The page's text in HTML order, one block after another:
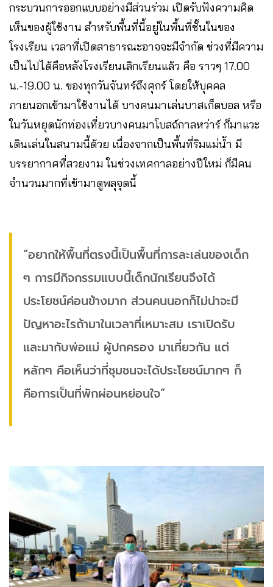
กระบวนการออกแบบอย่างมีส่วนร่วม เปิดรับฟังความคิด
เห็นของผู้ใช้งาน สำหรับพื้นที่นี้อยู่ในพื้นที่ชั้นในของ
โรงเรียน เวลาที่เปิดสาธารณะอาจจะมีจำกัด ช่วงที่มีความ
เป็นไปได้คือหลังโรงเรียนเลิกเรียนแล้ว คือ ราวๆ 17.00
น.-19.00 น. ของทุกวันจันทร์ถึงศุกร์ โดยให้บุคคล
ภายนอกเข้ามาใช้งานได้ บางคนมาเล่นบาสเก็ตบอล หรือ
ในวันหยุดนักท่องเที่ยวบางคนมาโบสถ์กาลหว่าร์ ก็มาแวะ
เดินเล่นในสนามนี้ด้วย เนื่องจากเป็นพื้นที่ริมแม่น้ำ มี
บรรยากาศที่สวยงาม ในช่วงเทศกาลอย่างปีใหม่ ก็มีคน
จำนวนมากที่เข้ามาดูพลุจุดนี้
“อยากให้พื้นที่ตรงนี้เป็นพื้นที่การละเล่นของเด็ก
ๆ การมีกิจกรรมแบบนี้เด็กนักเรียนจึงได้
ประโยชน์ค่อนข้างมาก ส่วนคนนอกก็ไม่น่าจะมี
ปัญหาอะไรถ้ามาในเวลาที่เหมาะสม เราเปิดรับ
และมากับพ่อแม่ ผู้ปกครอง มาเที่ยวกัน แต่
หลักๆ คือเห็นว่าที่ชุมชนจะได้ประโยชน์มากๆ ก็
คือการเป็นที่พักผ่อนหย่อนใจ”